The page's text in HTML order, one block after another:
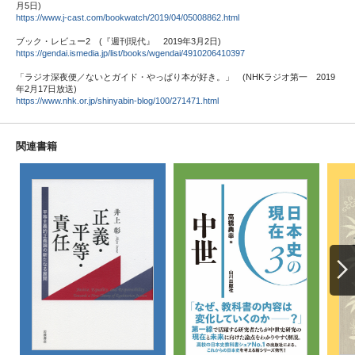
月5日)
https://www.j-cast.com/bookwatch/2019/04/05008862.html
ブック・レビュー2 (『週刊現代』 2019年3月2日)
https://gendai.ismedia.jp/list/books/wgendai/4910206410397
「ラジオ深夜便／ないとガイド・やっぱり本が好き。」 (NHKラジオ第一 2019
年2月17日放送)
https://www.nhk.or.jp/shinyabin-blog/100/271471.html
関連書籍